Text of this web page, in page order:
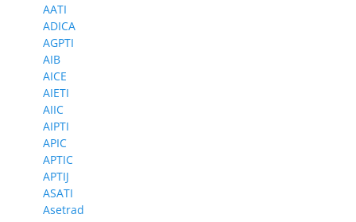
AATI
ADICA
AGPTI
AIB
AICE
AIETI
AIIC
AIPTI
APIC
APTIC
APTIJ
ASATI
Asetrad